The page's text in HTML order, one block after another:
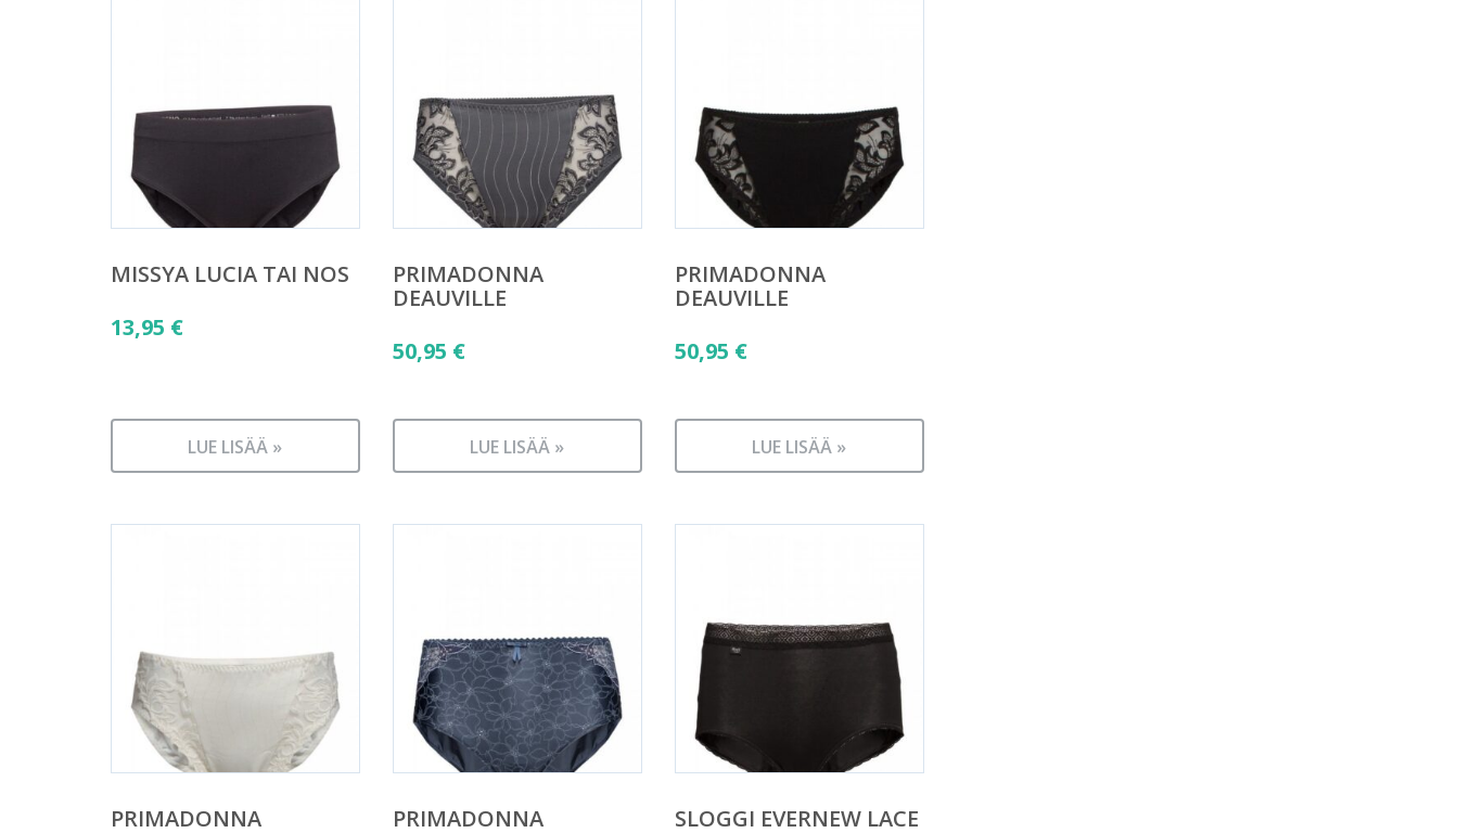
MISSYA LUCIA TAI NOS
13,95 €
LUE LISÄÄ »
PRIMADONNA
DEAUVILLE
50,95 €
LUE LISÄÄ »
PRIMADONNA
DEAUVILLE
50,95 €
LUE LISÄÄ »
PRIMADONNA
PRIMADONNA
SLOGGI EVERNEW LACE